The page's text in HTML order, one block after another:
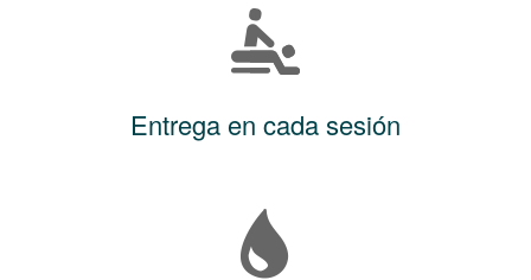
Entrega en cada sesión